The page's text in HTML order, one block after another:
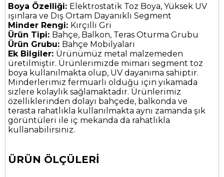
Boya Özelliği: Elektrostatik Toz Boya, Yüksek UV
ışınlara ve Dış Ortam Dayanıklı Segment
Minder Rengi: Kırçıllı Gri
Ürün Tipi: Bahçe, Balkon, Teras Oturma Grubu
Ürün Grubu: Bahçe Mobilyaları
Ek Bilgiler: Ürünümüz metal malzemeden
üretilmiştir. Ürünlerimizde mimari segment toz
boya kullanılmakta olup, UV dayanıma sahiptir.
Minderlerimiz fermuarlı olduğu için yıkamada
sizlere kolaylık sağlamaktadır. Ürünlerimiz
özelliklerinden dolayı bahçede, balkonda ve
terasta rahatlıkla kullanılmakta aynı zamanda şık
görüntüleri ile iç mekanda da rahatlıkla
kullanabilirsiniz.
ÜRÜN ÖLÇÜLERİ